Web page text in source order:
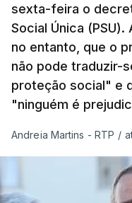
sexta-feira o
Social Única
no entanto, que o
não pode traduzir-
proteção social" e
"ninguém é
Andreia Martins - RTP /